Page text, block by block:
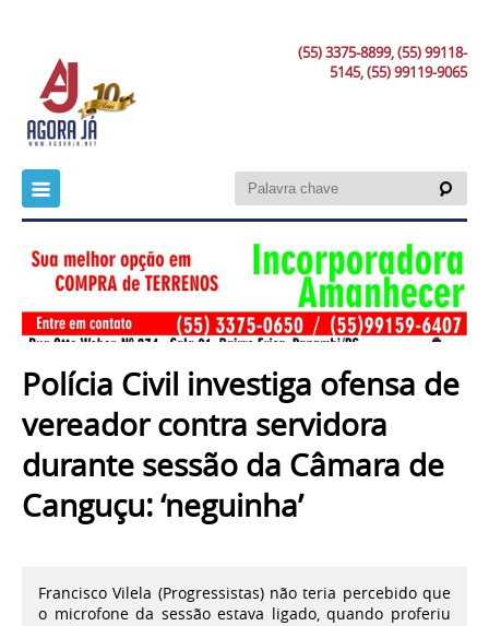
(55) 3375-8899, (55) 99118-
5145, (55) 99119-9065
Polícia Civil investiga ofensa de
vereador contra servidora
durante sessão da Câmara de
Canguçu: ‘neguinha’
Francisco Vilela (Progressistas) não teria percebido que
o microfone da sessão estava ligado, quando proferiu